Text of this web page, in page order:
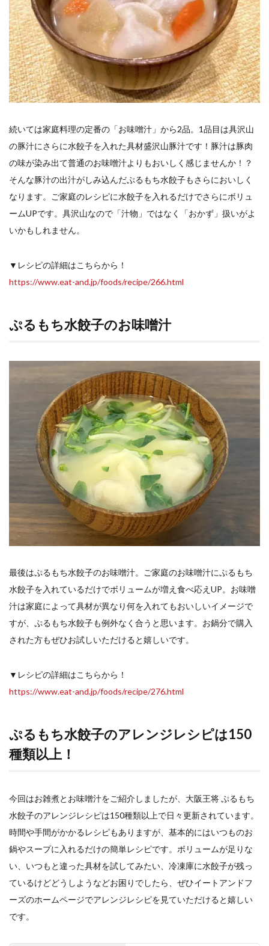
続いては家庭料理の定番の「お味噌汁」から2品。1品目は具沢山
の豚汁にさらに水餃子を入れた具材盛沢山豚汁です！豚汁は豚肉
の味が染み出て普通のお味噌汁よりもおいしく感じませんか！？
そんな豚汁の出汁がしみ込んだぷるもち水餃子もさらにおいしく
なります。ご家庭のレシピに水餃子を入れるだけでさらにボリュ
ームUPです。具沢山なので「汁物」ではなく「おかず」扱いがよ
いかもしれません。
▼レシピの詳細はこちらから！
https://www.eat-and.jp/foods/recipe/266.html
ぷるもち水餃子のお味噌汁
最後はぷるもち水餃子のお味噌汁。ご家庭のお味噌汁にぷるもち
水餃子を入れているだけでボリュームが増え食べ応えUP。お味噌
汁は家庭によって具材が異なり何を入れてもおいしいイメージで
すが、ぷるもち水餃子も例外なく合うと思います。お鍋分で購入
された方もぜひお試しいただけると嬉しいです。
▼レシピの詳細はこちらから！
https://www.eat-and.jp/foods/recipe/276.html
ぷるもち水餃子のアレンジレシピは150
種類以上！
今回はお雑煮とお味噌汁をご紹介しましたが、大阪王将 ぷるもち
水餃子のアレンジレシピは150種類以上で日々更新されています。
時間や手間がかかるレシピもありますが、基本的にはいつものお
鍋やスープに入れるだけの簡単レシピです。ボリュームが足りな
い、いつもと違った具材を試してみたい、冷凍庫に水餃子が残っ
ているけどどうしようなどお困りでしたら、ぜひイートアンドフ
ーズのホームページでアレンジレシピを見ていただけると嬉しい
です。